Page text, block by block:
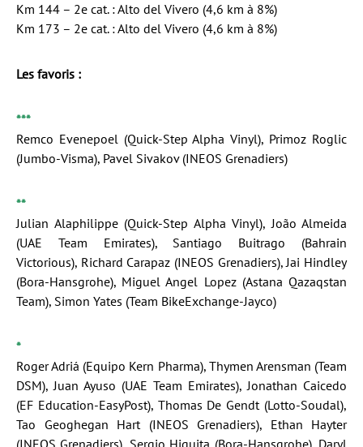
Km 144 – 2e cat. : Alto del Vivero (4,6 km à 8%)
Km 173 – 2e cat. : Alto del Vivero (4,6 km à 8%)
Les favoris :
***
Remco Evenepoel (Quick-Step Alpha Vinyl), Primoz Roglic
(Jumbo-Visma), Pavel Sivakov (INEOS Grenadiers)
**
Julian Alaphilippe (Quick-Step Alpha Vinyl), João Almeida
(UAE Team Emirates), Santiago Buitrago (Bahrain
Victorious), Richard Carapaz (INEOS Grenadiers), Jai Hindley
(Bora-Hansgrohe), Miguel Angel Lopez (Astana Qazaqstan
Team), Simon Yates (Team BikeExchange-Jayco)
*
Roger Adriá (Equipo Kern Pharma), Thymen Arensman (Team
DSM), Juan Ayuso (UAE Team Emirates), Jonathan Caicedo
(EF Education-EasyPost), Thomas De Gendt (Lotto-Soudal),
Tao Geoghegan Hart (INEOS Grenadiers), Ethan Hayter